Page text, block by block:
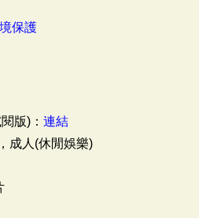
保護
版)： 連結
成人(休閒娛樂)